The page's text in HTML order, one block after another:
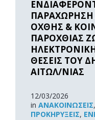
ΟΧΘΗΣ &
ΠΑΡΟΧΘΙΑΣ
ΘΕΣΕΙΣ ΤΟΥ
ΑΙΤΩΛ/ΝΙΑΣ
12/03/2026
in ΑΝΑΚOΙΝΏΣΕΙΣ,
ΠΡΟΚΗΡΎΞΕΙΣ,